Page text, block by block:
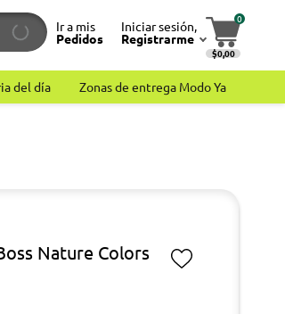
Ir a mis
Pedidos
Iniciar sesión,
Registrarme
0
$0,00
del día Zonas de entrega Modo Ya
Nature Colors